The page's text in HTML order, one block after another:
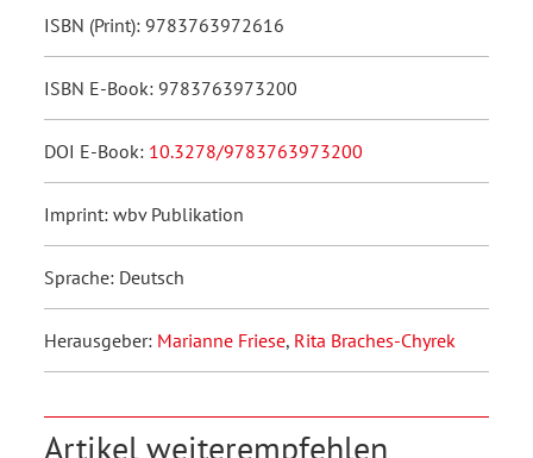
ISBN (Print): 9783763972616
ISBN E-Book: 9783763973200
DOI E-Book: 10.3278/9783763973200
Imprint: wbv Publikation
Sprache: Deutsch
Herausgeber: Marianne Friese, Rita Braches-Chyrek
Artikel weiterempfehlen